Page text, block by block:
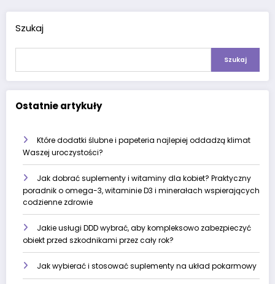
Szukaj
Szukaj
Ostatnie artykuły
Które dodatki ślubne i papeteria najlepiej oddadzą klimat
Waszej uroczystości?
Jak dobrać suplementy i witaminy dla kobiet? Praktyczny
poradnik o omega-3, witaminie D3 i minerałach wspierających
codzienne zdrowie
Jakie usługi DDD wybrać, aby kompleksowo zabezpieczyć
obiekt przed szkodnikami przez cały rok?
Jak wybierać i stosować suplementy na układ pokarmowy